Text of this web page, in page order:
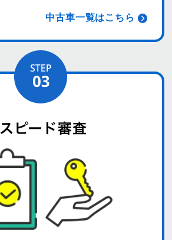
中古車一覧はこちら